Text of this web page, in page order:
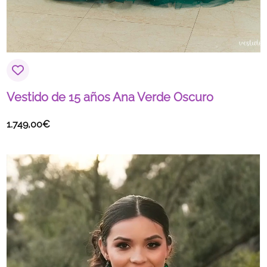
Vestido de 15 años Ana Verde Oscuro
1.749,00€